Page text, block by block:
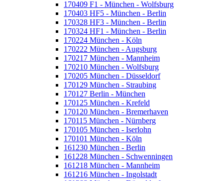
170409 F1 - München - Wolfsburg
170403 HF5 - München - Berlin
170328 HF3 - München - Berlin
170324 HF1 - München - Berlin
170224 München - Köln
170222 München - Augsburg
170217 München - Mannheim
170210 München - Wolfsburg
170205 München - Düsseldorf
170129 München - Straubing
170127 Berlin - München
170125 München - Krefeld
170120 München - Bremerhaven
170115 München - Nürnberg
170105 München - Iserlohn
170101 München - Köln
161230 München - Berlin
161228 München - Schwenningen
161218 München - Mannheim
161216 München - Ingolstadt